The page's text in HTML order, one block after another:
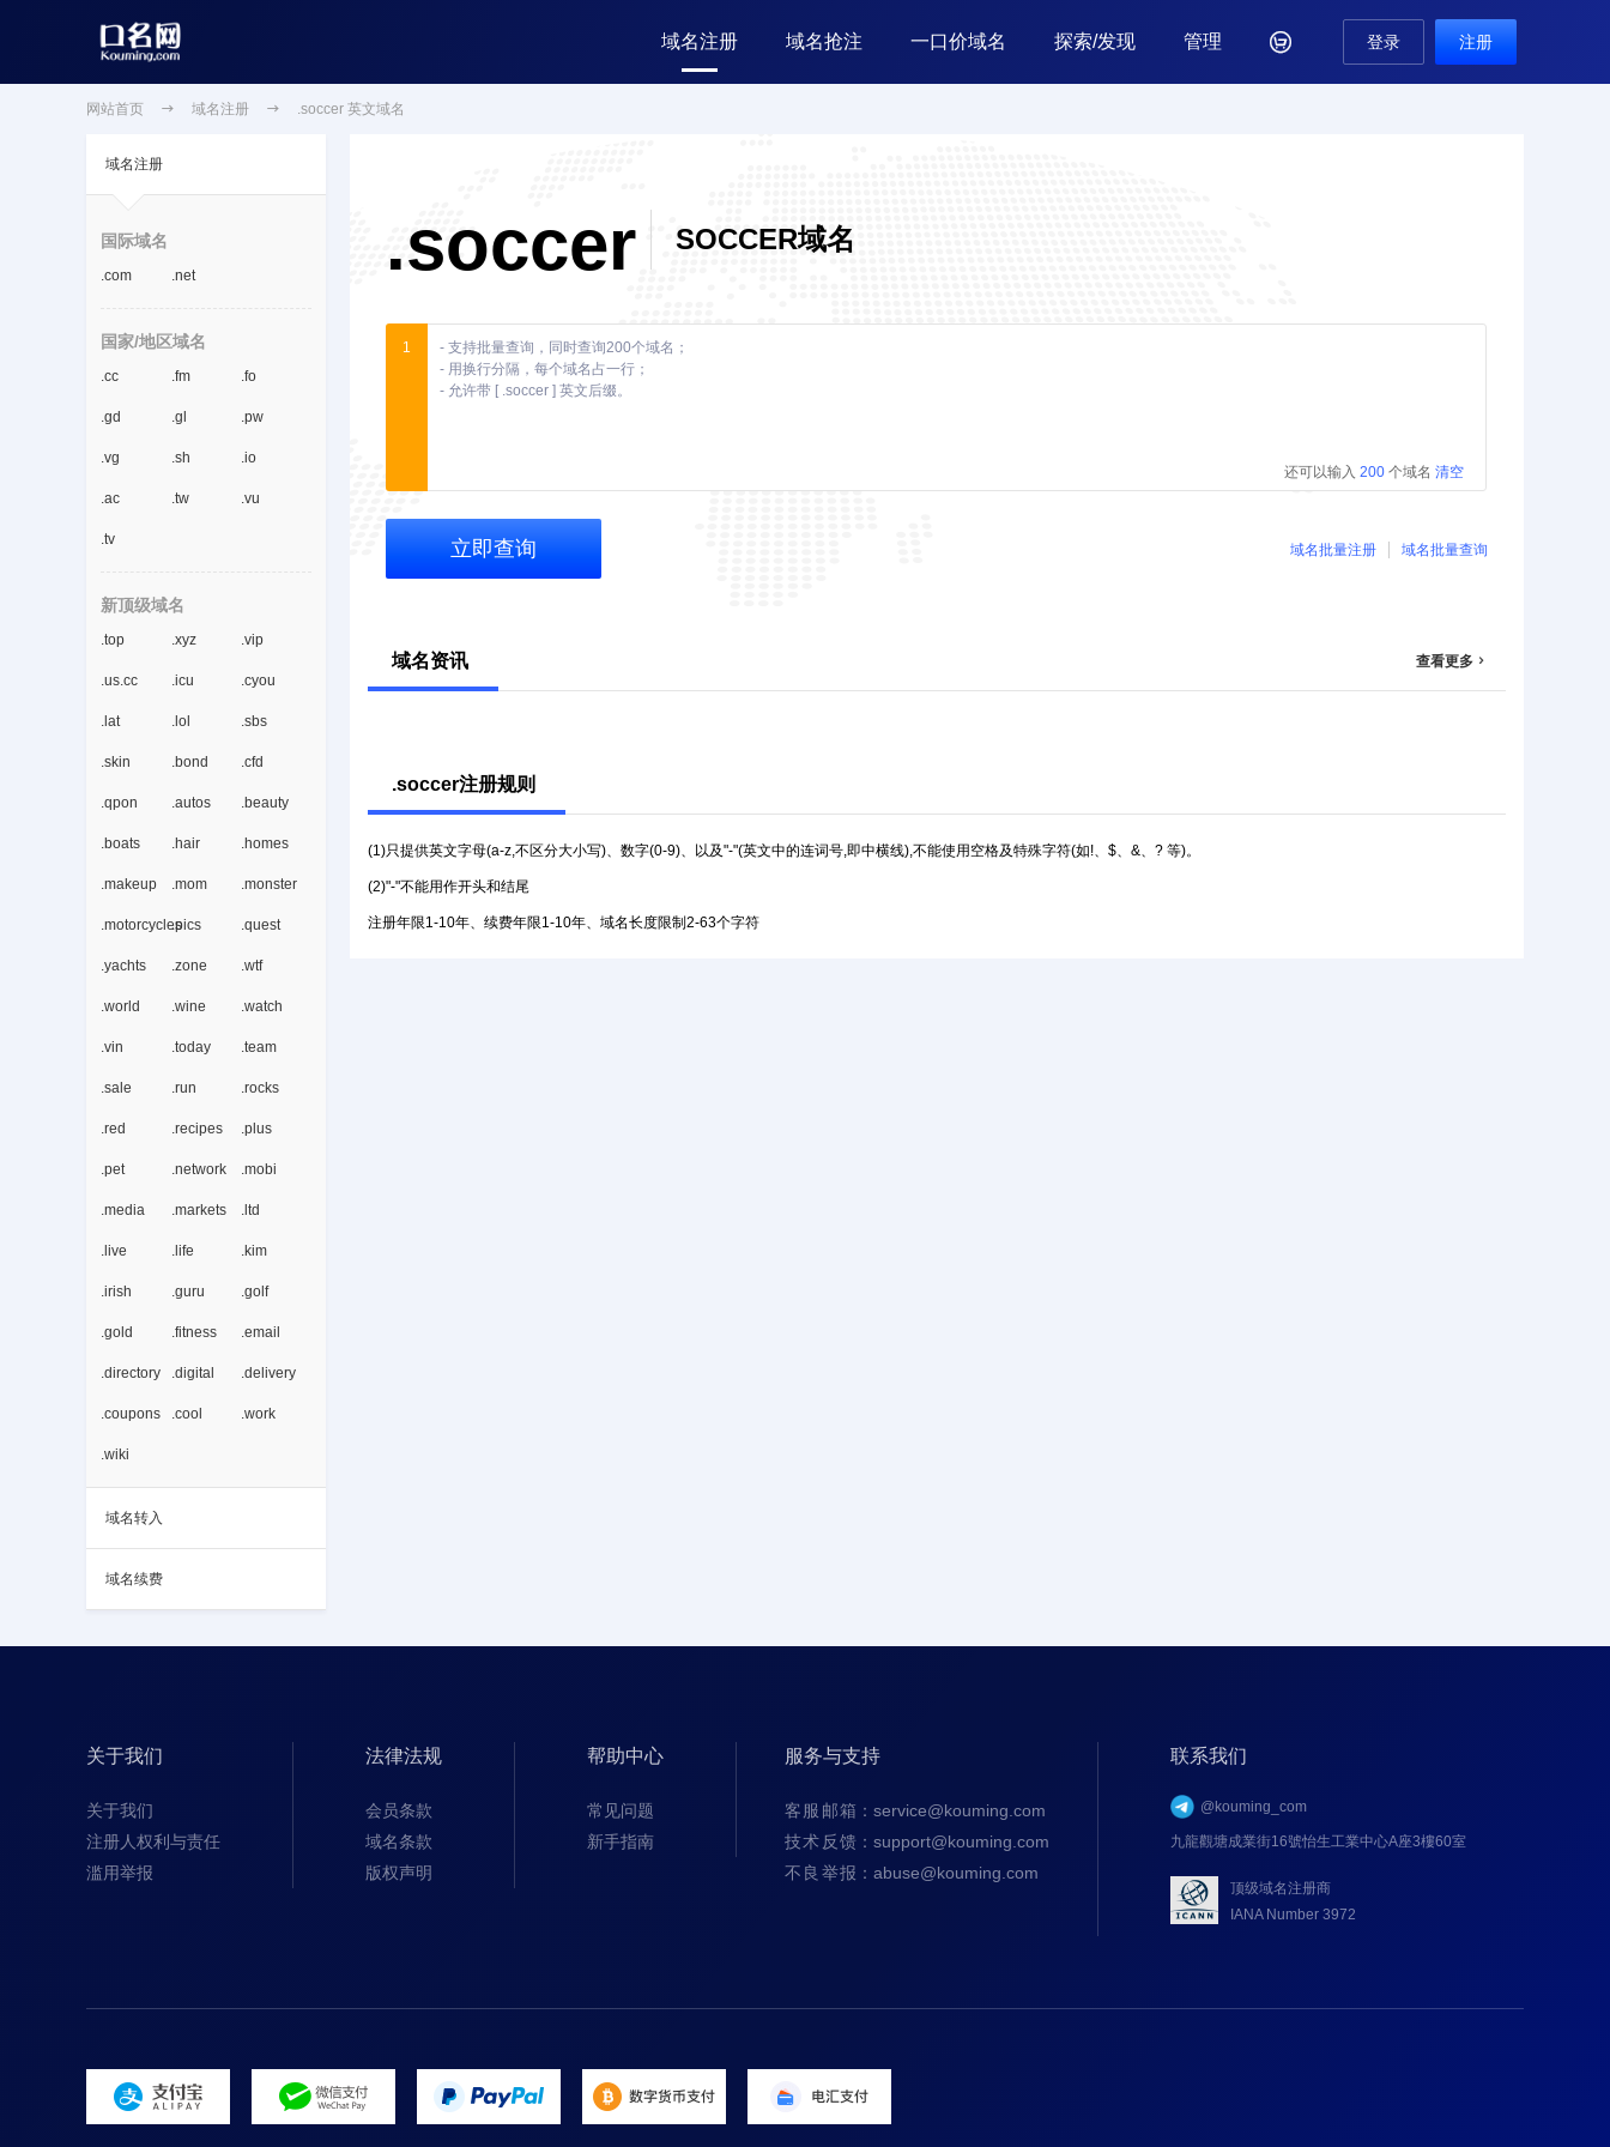
域名注册 域名抢注 一口价域名 探索/发现 管理  登录 注册
网站首页  域名注册  .soccer 英文域名
域名注册
国际域名
.com .net
国家/地区域名
.cc .fm .fo
.gd .gl .pw
.vg .sh .io
.ac .tw .vu
.tv
新顶级域名
.top .xyz .vip
.us.cc .icu .cyou
.lat .lol .sbs
.skin .bond .cfd
.qpon .autos .beauty
.boats .hair .homes
.makeup .mom .monster
.motorcycles.pics .quest
.yachts .zone .wtf
.world .wine .watch
.vin .today .team
.sale .run .rocks
.red .recipes .plus
.pet .network .mobi
.media .markets .ltd
.live .life .kim
.irish .guru .golf
.gold .fitness .email
.directory .digital .delivery
.coupons .cool .work
.wiki
域名转入
域名续费
.soccer SOCCER域名
1
还可以输入 200 个域名 清空
立即查询 域名批量注册 域名批量查询
域名资讯 查看更多 
.soccer注册规则
(1)只提供英文字母(a-z,不区分大小写)、数字(0-9)、以及"-"(英文中的连词号,即中横线),不能使用空格及特殊字符(如!、$、&、? 等)。
(2)"-"不能用作开头和结尾
注册年限1-10年、续费年限1-10年、域名长度限制2-63个字符
关于我们
关于我们
注册人权利与责任
滥用举报
法律法规
会员条款
域名条款
版权声明
帮助中心
常见问题
新手指南
服务与支持
客服邮箱 ：service@kouming.com
技术反馈 ：support@kouming.com
不良举报 ：abuse@kouming.com
联系我们
@kouming_com
九龍觀塘成業街16號怡生工業中心A座3樓60室
顶级域名注册商
IANA Number 3972